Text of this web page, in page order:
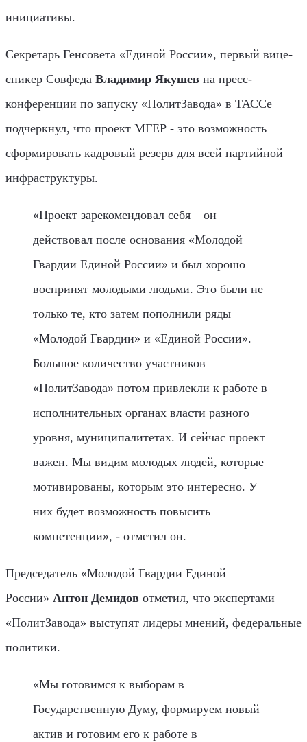
инициативы.
Секретарь Генсовета «Единой России», первый вице-
спикер Совфеда Владимир Якушев на пресс-
конференции по запуску «ПолитЗавода» в ТАССе
подчеркнул, что проект МГЕР - это возможность
сформировать кадровый резерв для всей партийной
инфраструктуры.
«Проект зарекомендовал себя – он
действовал после основания «Молодой
Гвардии Единой России» и был хорошо
воспринят молодыми людьми. Это были не
только те, кто затем пополнили ряды
«Молодой Гвардии» и «Единой России».
Большое количество участников
«ПолитЗавода» потом привлекли к работе в
исполнительных органах власти разного
уровня, муниципалитетах. И сейчас проект
важен. Мы видим молодых людей, которые
мотивированы, которым это интересно. У
них будет возможность повысить
компетенции», - отметил он.
Председатель «Молодой Гвардии Единой
России» Антон Демидов отметил, что экспертами
«ПолитЗавода» выступят лидеры мнений, федеральные
политики.
«Мы готовимся к выборам в
Государственную Думу, формируем новый
актив и готовим его к работе в